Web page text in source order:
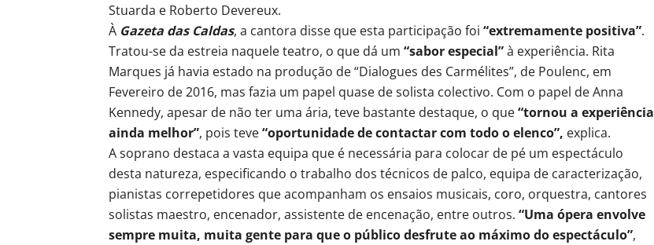
Stuarda e Roberto Devereux.
À Gazeta das Caldas, a cantora disse que esta participação foi “extremamente positiva”.
Tratou-se da estreia naquele teatro, o que dá um “sabor especial”à experiência. Rita
Marques já havia estado na produção de “Dialogues des Carmélites”, de Poulenc, em
Fevereiro de 2016, mas fazia um papel quase de solista colectivo. Com o papel de Anna
Kennedy, apesar de não ter uma ária, teve bastante destaque, o que“tornou a experiência
ainda melhor”, pois teve“oportunidade de contactar com todo o elenco”, explica.
A soprano destaca a vasta equipa que é necessária para colocar de pé um espectáculo
desta natureza, especificando o trabalho dos técnicos de palco, equipa de caracterização,
pianistas correpetidores que acompanham os ensaios musicais, coro, orquestra, cantores
solistas maestro, encenador, assistente de encenação, entre outros. “Uma ópera envolve
sempre muita, muita gente para que o público desfrute ao máximo do espectáculo”,